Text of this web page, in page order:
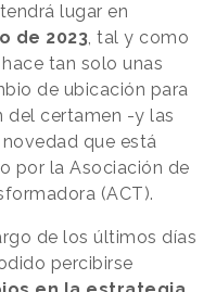
lugar en
de 2023, tal y como
tan solo unas
de ubicación para
del certamen -y las
que está
por la Asociación de
(ACT).
de los últimos días
percibirse